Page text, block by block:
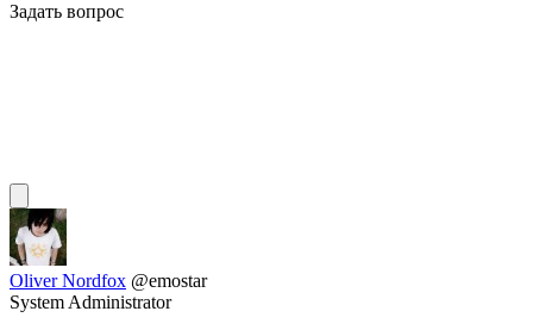
Задать вопрос
Oliver Nordfox @emostar
System Administrator